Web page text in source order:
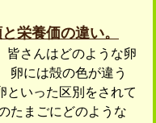
栄養価の違い。
皆さんはどのような卵
卵には殻の色が違う
といった区別をされて
たまごにどのような